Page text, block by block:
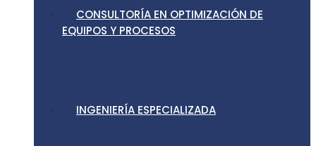
CONSULTORÍA EN OPTIMIZACIÓN DE
EQUIPOS Y PROCESOS
INGENIERÍA ESPECIALIZADA